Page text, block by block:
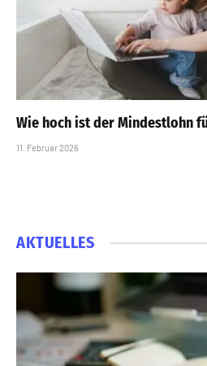
Wie hoch ist der Mindestlohn
11. Februar 2026
AKTUELLES